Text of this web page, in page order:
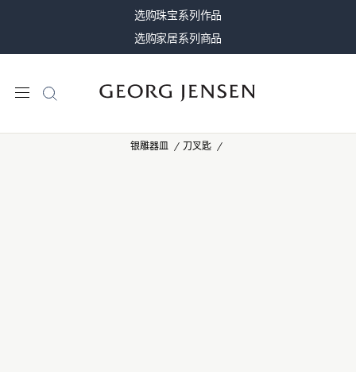
选购珠宝系列作品
选购家居系列商品
银雕器皿 刀叉匙